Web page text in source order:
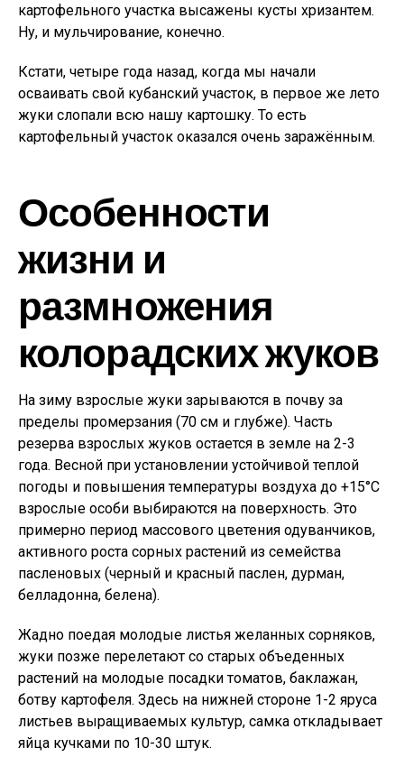
картофельного участка высажены кусты хризантем.
Ну, и мульчирование, конечно.
Кстати, четыре года назад, когда мы начали
осваивать свой кубанский участок, в первое же лето
жуки слопали всю нашу картошку. То есть
картофельный участок оказался очень заражённым.
Особенности
жизни и
размножения
колорадских жуков
На зиму взрослые жуки зарываются в почву за
пределы промерзания (70 см и глубже). Часть
резерва взрослых жуков остается в земле на 2-3
года. Весной при установлении устойчивой теплой
погоды и повышения температуры воздуха до +15°С
взрослые особи выбираются на поверхность. Это
примерно период массового цветения одуванчиков,
активного роста сорных растений из семейства
пасленовых (черный и красный паслен, дурман,
белладонна, белена).
Жадно поедая молодые листья желанных сорняков,
жуки позже перелетают со старых объеденных
растений на молодые посадки томатов, баклажан,
ботву картофеля. Здесь на нижней стороне 1-2 яруса
листьев выращиваемых культур, самка откладывает
яйца кучками по 10-30 штук.